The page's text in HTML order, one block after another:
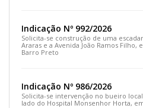
Indicação Nº 992/2026
Solicita-se construção de uma
Araras e a Avenida João Ramos
Barro Preto
Indicação Nº 986/2026
Solicita-se intervenção no bueiro
lado do Hospital Monsenhor Horta,